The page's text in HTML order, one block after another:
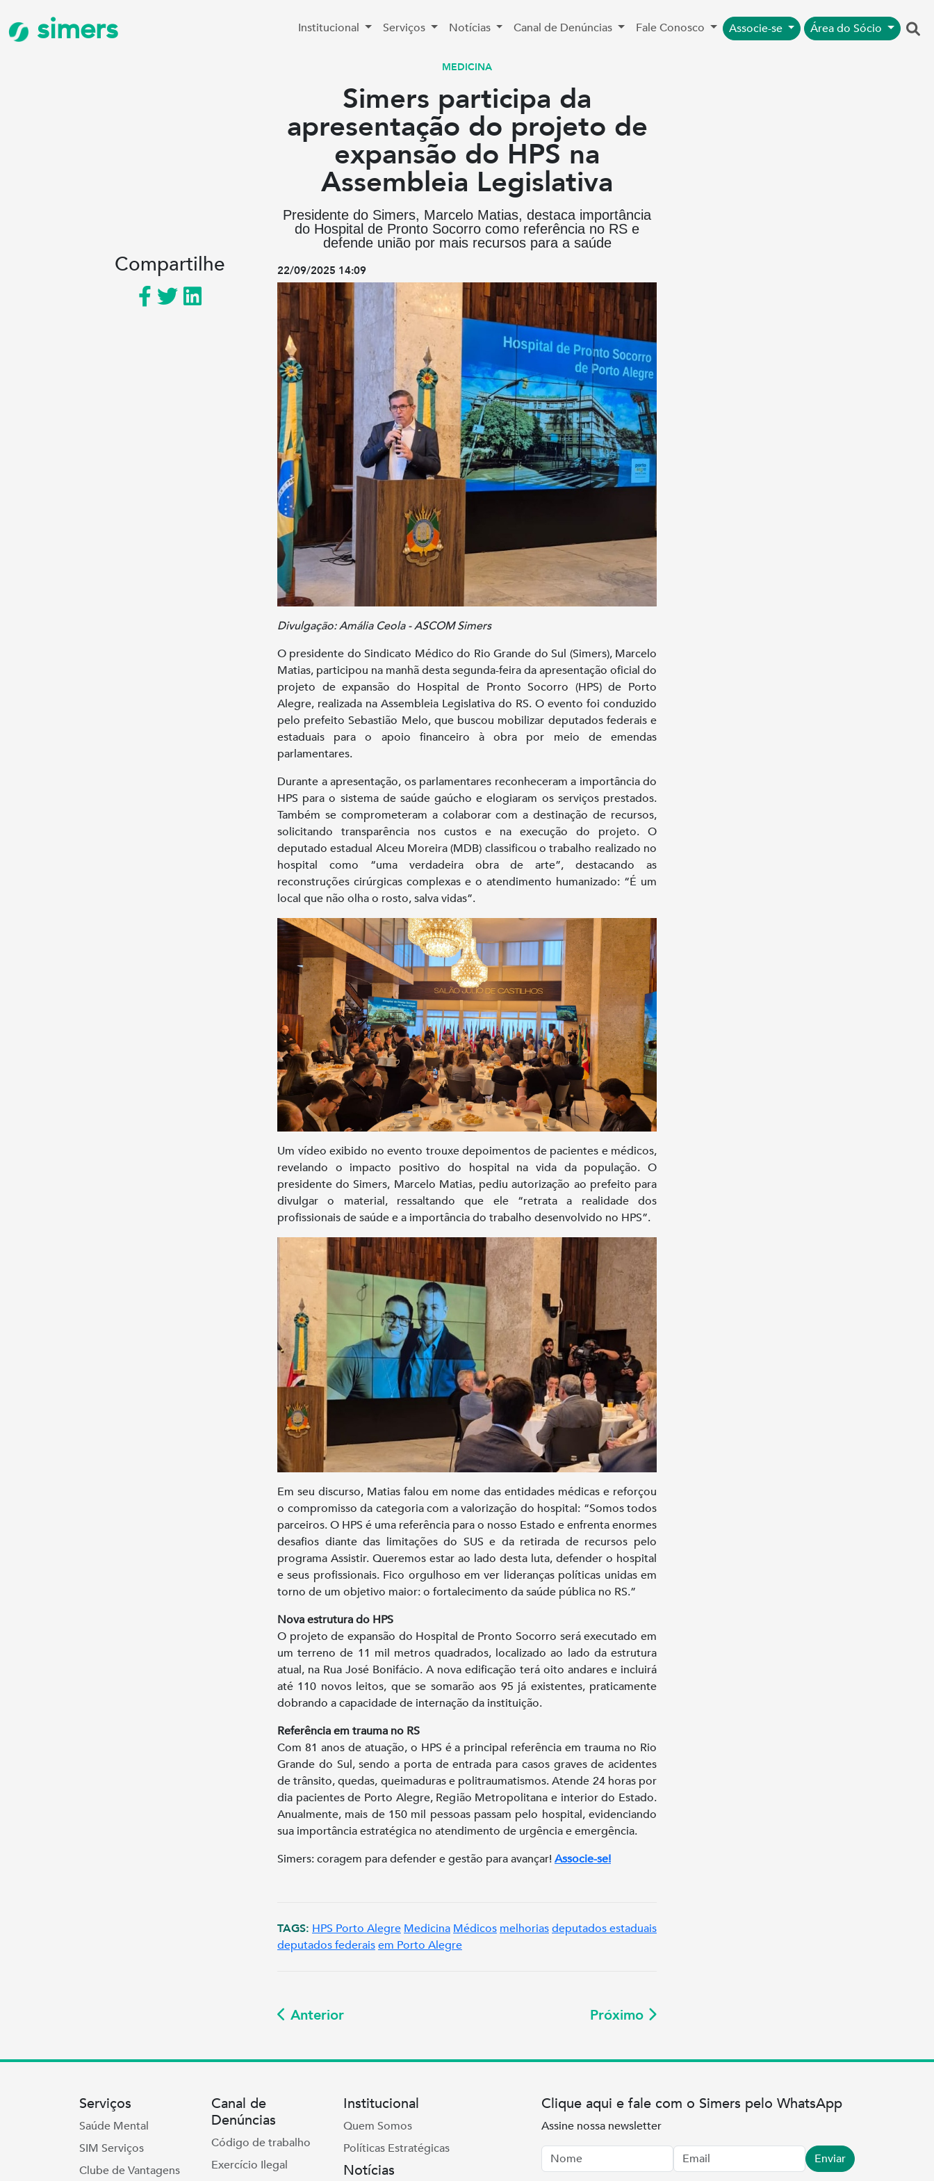
simers Institucional Serviços Notícias Canal de Denúncias Fale Conosco Associe-se Área do Sócio
MEDICINA
Simers participa da
apresentação do projeto de
expansão do HPS na
Assembleia Legislativa
Presidente do Simers, Marcelo Matias, destaca importância
do Hospital de Pronto Socorro como referência no RS e
defende união por mais recursos para a saúde
Compartilhe 22/09/2025 14:09
Divulgação: Amália Ceola - ASCOM Simers
O presidente do Sindicato Médico do Rio Grande do Sul (Simers), Marcelo
Matias, participou na manhã desta segunda-feira da apresentação oficial do
projeto de expansão do Hospital de Pronto Socorro (HPS) de Porto
Alegre, realizada na Assembleia Legislativa do RS. O evento foi conduzido
pelo prefeito Sebastião Melo, que buscou mobilizar deputados federais e
estaduais para o apoio financeiro à obra por meio de emendas
parlamentares.
Durante a apresentação, os parlamentares reconheceram a importância do
HPS para o sistema de saúde gaúcho e elogiaram os serviços prestados.
Também se comprometeram a colaborar com a destinação de recursos,
solicitando transparência nos custos e na execução do projeto. O
deputado estadual Alceu Moreira (MDB) classificou o trabalho realizado no
hospital como “uma verdadeira obra de arte”, destacando as
reconstruções cirúrgicas complexas e o atendimento humanizado: “É um
local que não olha o rosto, salva vidas”.
Um vídeo exibido no evento trouxe depoimentos de pacientes e médicos,
revelando o impacto positivo do hospital na vida da população. O
presidente do Simers, Marcelo Matias, pediu autorização ao prefeito para
divulgar o material, ressaltando que ele “retrata a realidade dos
profissionais de saúde e a importância do trabalho desenvolvido no HPS”.
Em seu discurso, Matias falou em nome das entidades médicas e reforçou
o compromisso da categoria com a valorização do hospital: “Somos todos
parceiros. O HPS é uma referência para o nosso Estado e enfrenta enormes
desafios diante das limitações do SUS e da retirada de recursos pelo
programa Assistir. Queremos estar ao lado desta luta, defender o hospital
e seus profissionais. Fico orgulhoso em ver lideranças políticas unidas em
torno de um objetivo maior: o fortalecimento da saúde pública no RS.”
Nova estrutura do HPS
O projeto de expansão do Hospital de Pronto Socorro será executado em
um terreno de 11 mil metros quadrados, localizado ao lado da estrutura
atual, na Rua José Bonifácio. A nova edificação terá oito andares e incluirá
até 110 novos leitos, que se somarão aos 95 já existentes, praticamente
dobrando a capacidade de internação da instituição.
Referência em trauma no RS
Com 81 anos de atuação, o HPS é a principal referência em trauma no Rio
Grande do Sul, sendo a porta de entrada para casos graves de acidentes
de trânsito, quedas, queimaduras e politraumatismos. Atende 24 horas por
dia pacientes de Porto Alegre, Região Metropolitana e interior do Estado.
Anualmente, mais de 150 mil pessoas passam pelo hospital, evidenciando
sua importância estratégica no atendimento de urgência e emergência.
Simers: coragem para defender e gestão para avançar!Associe-se!
TAGS: HPS Porto Alegre Medicina Médicos melhoriasdeputados estaduais
deputados federaisem Porto Alegre
Anterior Próximo
Serviços
Saúde Mental
SIM Serviços
Clube de Vantagens
Canal de
Denúncias
Código de trabalho
Exercício Ilegal
Institucional
Quem Somos
Políticas Estratégicas
Notícias
Clique aqui e fale com o Simers pelo WhatsApp
Assine nossa newsletter
Nome
Email Enviar